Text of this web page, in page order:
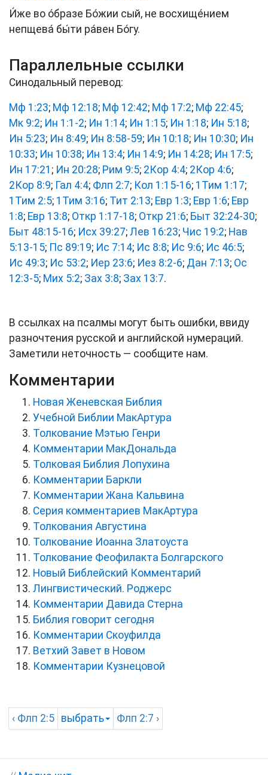
И́же во о́бразе Бо́жии сый, не восхище́нием
непщева́ бы́ти ра́вен Бо́гу.
Параллельные ссылки
Синодальный перевод:
Мф 1:23; Мф 12:18; Мф 12:42; Мф 17:2; Мф 22:45;
Мк 9:2; Ин 1:1-2; Ин 1:14; Ин 1:15; Ин 1:18; Ин 5:18;
Ин 5:23; Ин 8:49; Ин 8:58-59; Ин 10:18; Ин 10:30; Ин
10:33; Ин 10:38; Ин 13:4; Ин 14:9; Ин 14:28; Ин 17:5;
Ин 17:21 ; Ин 20:28; Рим 9:5; 2Кор 4:4; 2Кор 4:6;
2Кор 8:9; Гал 4:4; Флп 2:7; Кол 1:15-16; 1Тим 1:17;
1Тим 2:5; 1Тим 3:16; Тит 2:13; Евр 1:3; Евр 1:6; Евр
1:8; Евр 13:8; Откр 1:17-18; Откр 21:6; Быт 32:24-30;
Быт 48:15-16; Исх 39:27; Лев 16:23; Чис 19:2; Нав
5:13-15; Пс 89:19; Ис 7:14; Ис 8:8; Ис 9:6; Ис 46:5;
Ис 49:3; Ис 53:2; Иер 23:6; Иез 8:2-6; Дан 7:13; Ос
12:3-5; Мих 5:2; Зах 3:8; Зах 13:7.
В ссылках на псалмы могут быть ошибки, ввиду
разночтения русской и английской нумераций.
Заметили неточность — сообщите нам.
Комментарии
Новая Женевская Библия
Учебной Библии МакАртура
Толкование Мэтью Генри
Комментарии МакДональда
Толковая Библия Лопухина
Комментарии Баркли
Комментарии Жана Кальвина
Серия комментариев МакАртура
Толкования Августина
Толкование Иоанна Златоуста
Толкование Феофилакта Болгарского
Новый Библейский Комментарий
Лингвистический. Роджерс
Комментарии Давида Стерна
Библия говорит сегодня
Комментарии Скоуфилда
Ветхий Завет в Новом
Комментарии Кузнецовой
‹ Флп 2:5 выбрать Флп 2:7 ›